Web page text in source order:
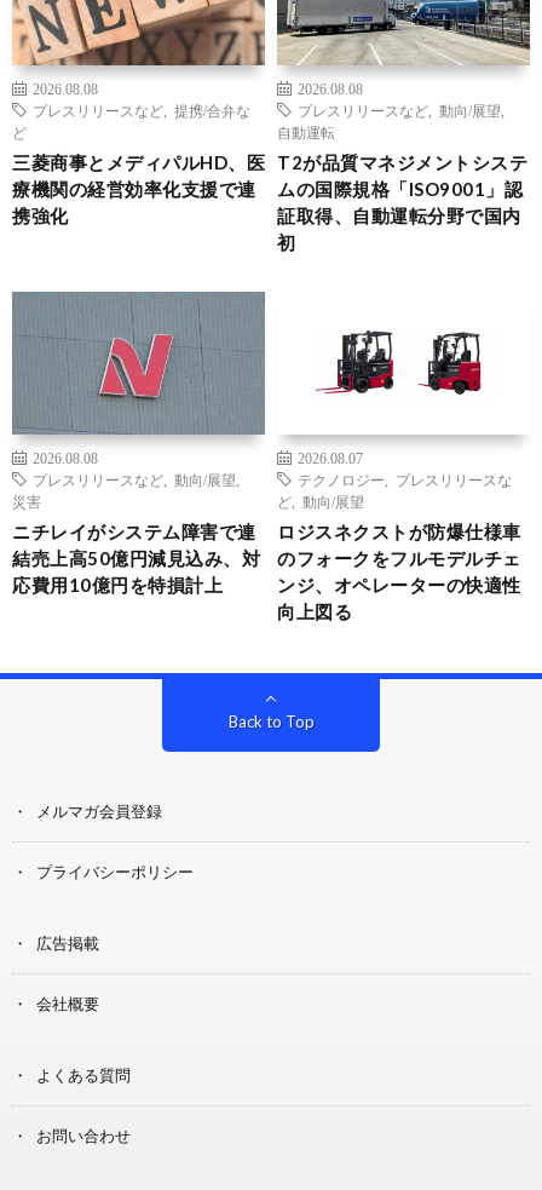
2026.08.08
プレスリリースなど
提携/合弁な
ど
三菱商事とメディパルHD、医
療機関の経営効率化支援で連
携強化
2026.08.08
プレスリリースなど
動向/展望
自動運転
T2が品質マネジメントシステ
ムの国際規格「ISO9001」認
証取得、自動運転分野で国内
初
2026.08.08
プレスリリースなど
動向/展望
災害
ニチレイがシステム障害で連
結売上高50億円減見込み、対
応費用10億円を特損計上
2026.08.07
テクノロジー
プレスリリースな
ど
動向/展望
ロジスネクストが防爆仕様車
のフォークをフルモデルチェ
ンジ、オペレーターの快適性
向上図る
Back to Top
メルマガ会員登録
プライバシーポリシー
広告掲載
会社概要
よくある質問
お問い合わせ